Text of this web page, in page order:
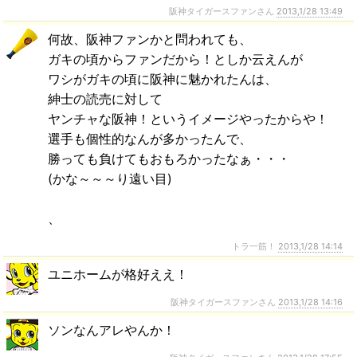
阪神タイガースファンさん 2013,1/28 13:49
何故、阪神ファンかと問われても、
ガキの頃からファンだから！としか云えんが
ワシがガキの頃に阪神に魅かれたんは、
紳士の読売に対して
ヤンチャな阪神！というイメージやったからや！
選手も個性的なんが多かったんで、
勝っても負けてもおもろかったなぁ・・・
(かな～～～り遠い目)
、
トラ一筋！ 2013,1/28 14:14
ユニホームが格好ええ！
阪神タイガースファンさん 2013,1/28 14:16
ソンなんアレやんか！